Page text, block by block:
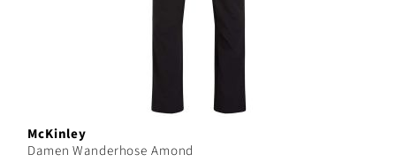
McKinley
Damen Wanderhose Amond